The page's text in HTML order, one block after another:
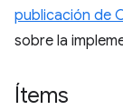
publicación de
sobre la
Ítems